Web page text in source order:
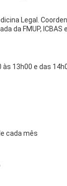
Legal.
da FMUP, ICBAS
13h00 e das
cada mês